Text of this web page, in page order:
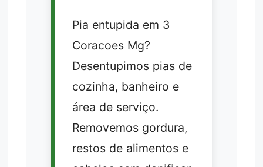
Pia entupida em 3
Coracoes Mg?
Desentupimos pias de
cozinha, banheiro e
área de serviço.
Removemos gordura,
restos de alimentos e